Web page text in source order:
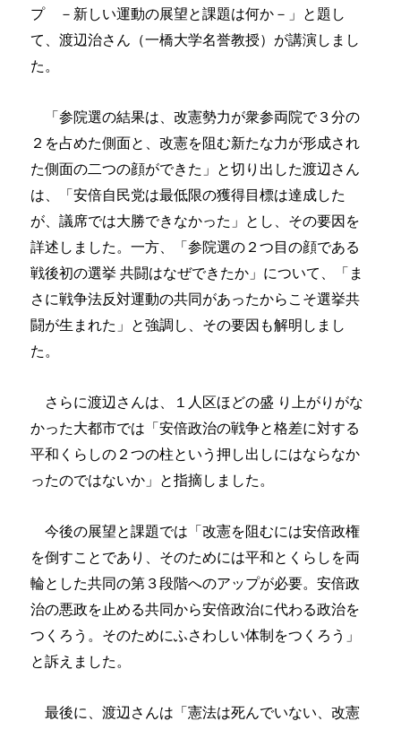
プ －新しい運動の展望と課題は何か－」と題し
て、渡辺治さん（一橋大学名誉教授）が講演しまし
た。
「参院選の結果は、改憲勢力が衆参両院で３分の
２を占めた側面と、改憲を阻む新たな力が形成され
た側面の二つの顔ができた」と切り出した渡辺さん
は、「安倍自民党は最低限の獲得目標は達成した
が、議席では大勝できなかった」とし、その要因を
詳述しました。一方、「参院選の２つ目の顔である
戦後初の選挙 共闘はなぜできたか」について、「ま
さに戦争法反対運動の共同があったからこそ選挙共
闘が生まれた」と強調し、その要因も解明しまし
た。
さらに渡辺さんは、１人区ほどの盛 り上がりがな
かった大都市では「安倍政治の戦争と格差に対する
平和くらしの２つの柱という押し出しにはならなか
ったのではないか」と指摘しました。
今後の展望と課題では「改憲を阻むには安倍政権
を倒すことであり、そのためには平和とくらしを両
輪とした共同の第３段階へのアップが必要。安倍政
治の悪政を止める共同から安倍政治に代わる政治を
つくろう。そのためにふさわしい体制をつくろう」
と訴えました。
最後に、渡辺さんは「憲法は死んでいない、改憲